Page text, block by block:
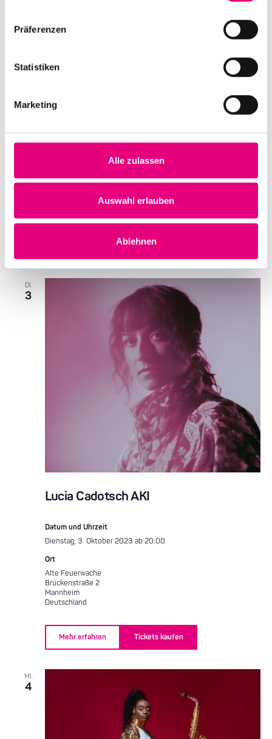
Präferenzen
Statistiken
Marketing
Alle zulassen
Auswahl erlauben
Ablehnen
Muholi
Datum und Uhrzeit
Kino im Karlstorbahnhof
Tickets kaufen
DI.
3
Lucia Cadotsch AKI
Datum und Uhrzeit
Dienstag, 3. Oktober 2023 ab 20:00
Ort
Alte Feuerwache
Brückenstraße 2
Mannheim
Deutschland
Mehr erfahren Tickets kaufen
MI.
4